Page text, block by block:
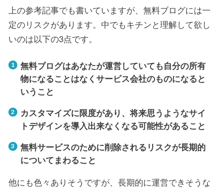
上の参考記事でも書いていますが、無料ブログには一
定のリスクがあります。中でもキチンと理解して欲し
いのは以下の3点です。
無料ブログはあなたが運営していても自分の所有
物になることはなくサービス会社のものになると
いうこと
カスタマイズに限度があり、将来思うようなサイ
トデザインを導入出来なくなる可能性があること
無料サービスのために削除されるリスクが長期的
についてまわること
他にも色々ありそうですが、長期的に運営できそうな